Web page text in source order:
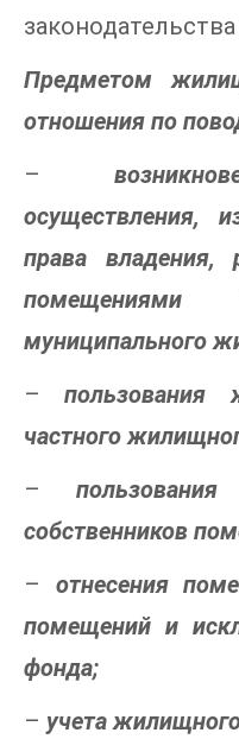
Предметом
отношения по
–
осуществления,
права
помещениями
муниципального
–
частного
–
собственников
– отнесения
помещений и
фонда;
– учета